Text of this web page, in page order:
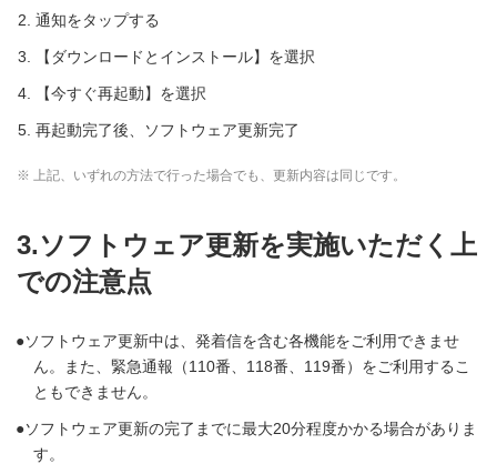
通知をタップする
【ダウンロードとインストール】を選択
【今すぐ再起動】を選択
再起動完了後、ソフトウェア更新完了
※ 上記、いずれの方法で行った場合でも、更新内容は同じです。
3.ソフトウェア更新を実施いただく上
での注意点
ソフトウェア更新中は、発着信を含む各機能をご利用できませ
ん。また、緊急通報（110番、118番、119番）をご利用するこ
ともできません。
ソフトウェア更新の完了までに最大20分程度かかる場合がありま
す。